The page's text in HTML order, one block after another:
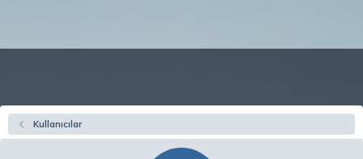
Kullanıcılar